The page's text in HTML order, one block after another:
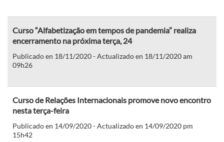
Curso “Alfabetização em tempos de pandemia” realiza
encerramento na próxima terça, 24
Publicado en 18/11/2020 - Actualizado en 18/11/2020 am
09h26
Curso de Relações Internacionais promove novo encontro
nesta terça-feira
Publicado en 14/09/2020 - Actualizado en 14/09/2020 pm
15h42